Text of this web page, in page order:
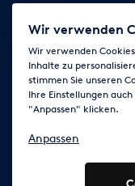
Jobs Kontakt
AGB
Wir verwenden
Wir verwenden
Inhalte zu
stimmen Sie unseren
Ihre Einstellungen
"Anpassen" klicken.
Anpassen